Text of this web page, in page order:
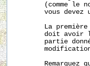
(comme le
vous devez
La
doit avoir
partie
Remarquez